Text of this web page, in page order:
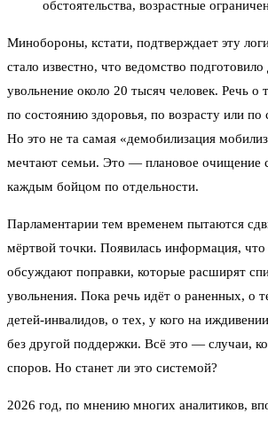
обстоятельства, возрастные
Минобороны, кстати, подтверждает эту
стало известно, что ведомство
увольнение около 20 тысяч человек. Речь о
по состоянию здоровья, по возрасту или
Но это не та самая «демобилизация
мечтают семьи. Это — плановое очищение
каждым бойцом по отдельности.
Парламентарии тем временем пытаются
мёртвой точки. Появилась информация,
обсуждают поправки, которые расширят
увольнения. Пока речь идёт о раненных, о
детей-инвалидов, о тех, у кого на
без другой поддержки. Всё это — случаи,
споров. Но станет ли это системой?
2026 год, по мнению многих аналитиков,